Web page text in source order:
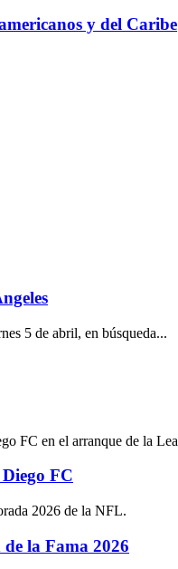
y del Caribe
5 de abril, en búsqueda...
FC
de la Fama 2026